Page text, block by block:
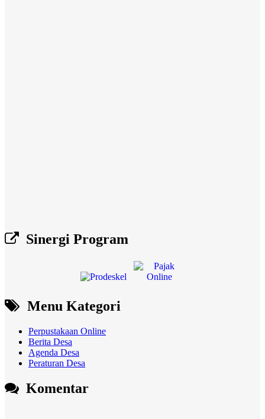
Sinergi Program
Menu Kategori
Perpustakaan Online
Berita Desa
Agenda Desa
Peraturan Desa
Komentar